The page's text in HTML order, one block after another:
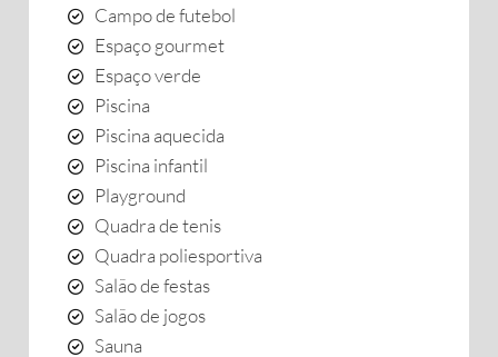
Campo de futebol
Espaço gourmet
Espaço verde
Piscina
Piscina aquecida
Piscina infantil
Playground
Quadra de tenis
Quadra poliesportiva
Salão de festas
Salão de jogos
Sauna